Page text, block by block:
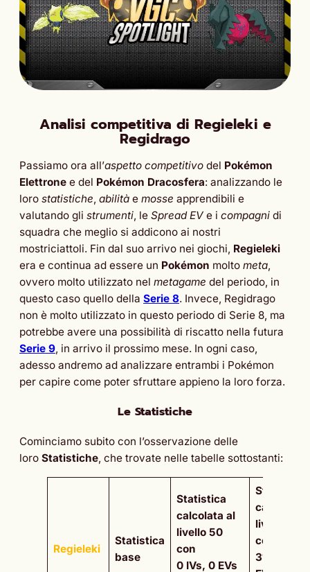
Analisi competitiva di Regieleki e
Regidrago
Passiamo ora all’aspetto competitivo del Pokémon
Elettrone e del Pokémon Dracosfera: analizzando le
loro statistiche, abilità e mosse apprendibili e
valutando gli strumenti, le Spread EV e i compagni di
squadra che meglio si addicono ai nostri
mostriciattoli. Fin dal suo arrivo nei giochi, Regieleki
era e continua ad essere un Pokémon molto meta,
ovvero molto utilizzato nel metagame del periodo, in
questo caso quello della Serie 8. Invece, Regidrago
non è molto utilizzato in questo periodo di Serie 8, ma
potrebbe avere una possibilità di riscatto nella futura
Serie 9, in arrivo il prossimo mese. In ogni caso,
adesso andremo ad analizzare entrambi i Pokémon
per capire come poter sfruttare appieno la loro forza.
Le Statistiche
Cominciamo subito con l’osservazione delle
loro Statistiche, che trovate nelle tabelle sottostanti:
Regieleki
Statistica
base
Statistica
calcolata al
livello 50
con
0 IVs, 0 EVs
Statistica
calcolata
livello 50
con
31 IVs,